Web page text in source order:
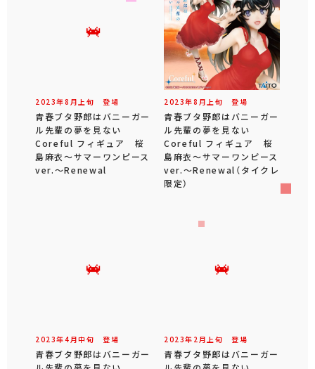
2023年8 月 上旬 登場
青春ブタ野郎はバニーガー
ル先輩の夢を見ない
Coreful フィギュア 桜
島麻衣～サマーワンピース
ver.～Renewal
2023年8 月 上旬 登場
青春ブタ野郎はバニーガー
ル先輩の夢を見ない
Coreful フィギュア 桜
島麻衣～サマーワンピース
ver.～Renewal（タイクレ
限定）
2023年4 月中旬 登場
青春ブタ野郎はバニーガー
2023年 2 月 上旬 登場
青春ブタ野郎はバニーガー